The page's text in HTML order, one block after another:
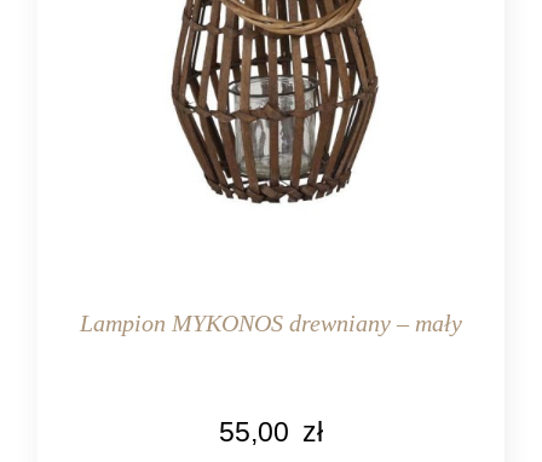
Lampion MYKONOS drewniany – mały
55,00 zł